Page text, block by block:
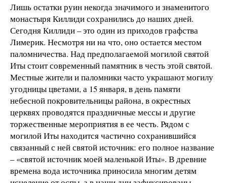
Лишь остатки руин некогда значимого и знаменитого
монастыря Киллиди сохранились до наших дней.
Сегодня Киллиди – это один из приходов графства
Лимерик. Несмотря ни на что, оно остается местом
паломничества. Над предполагаемой могилой святой
Иты стоит современный памятник в честь этой святой.
Местные жители и паломники часто украшают могилу
угодницы цветами, а 15 января, в день памяти
небесной покровительницы района, в окрестных
церквях проводятся праздничные мессы и другие
торжественные мероприятия в ее честь. Рядом с
могилой Иты находится частично сохранившийся
связанный с ней святой источник: его полное название
– «святой источник моей маленькой Иты». В древние
времена вода источника приносила многим детям